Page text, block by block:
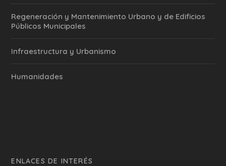
Regeneración y Mantenimiento Urbano y de Edificios
Públicos Municipales
Infraestructura y Urbanismo
Humanidades
ENLACES DE INTERÉS